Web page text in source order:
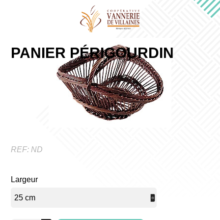
PANIER PÉRIGOURDIN
REF: ND
Largeur